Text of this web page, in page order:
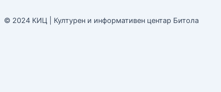
© 2024 КИЦ | Културен и информативен центар Битола